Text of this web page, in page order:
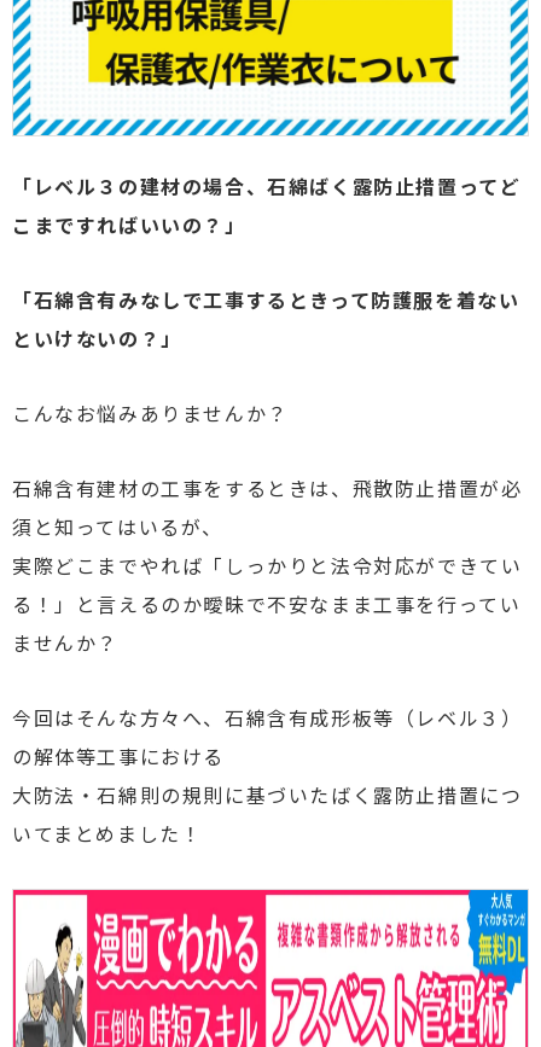
「レベル３の建材の場合、石綿ばく露防止措置ってど
こまですればいいの？」
「石綿含有みなしで工事するときって防護服を着ない
といけないの？」
こんなお悩みありませんか？
石綿含有建材の工事をするときは、飛散防止措置が必
須と知ってはいるが、
実際どこまでやれば「しっかりと法令対応ができてい
る！」と言えるのか曖昧で不安なまま工事を行ってい
ませんか？
今回はそんな方々へ、石綿含有成形板等（レベル３）
の解体等工事における
大防法・石綿則の規則に基づいたばく露防止措置につ
いてまとめました！